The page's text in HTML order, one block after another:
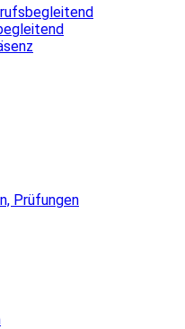
Prüfungen